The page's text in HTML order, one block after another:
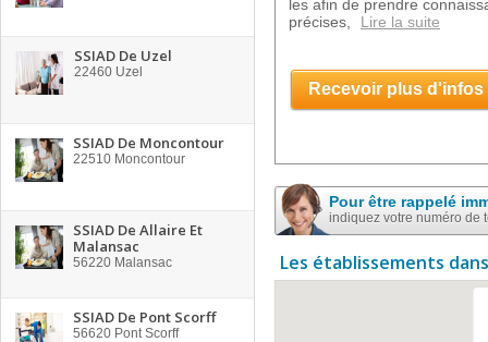
SSIAD De Uzel
22460 Uzel
SSIAD De Moncontour
22510 Moncontour
SSIAD De Allaire Et
Malansac
56220 Malansac
SSIAD De Pont Scorff
56620 Pont Scorff
les afin de prendre
précises,
Lire la suite
Recevoir plus d'infos
Pour être rappelé
indiquez votre numéro de
Les établissements